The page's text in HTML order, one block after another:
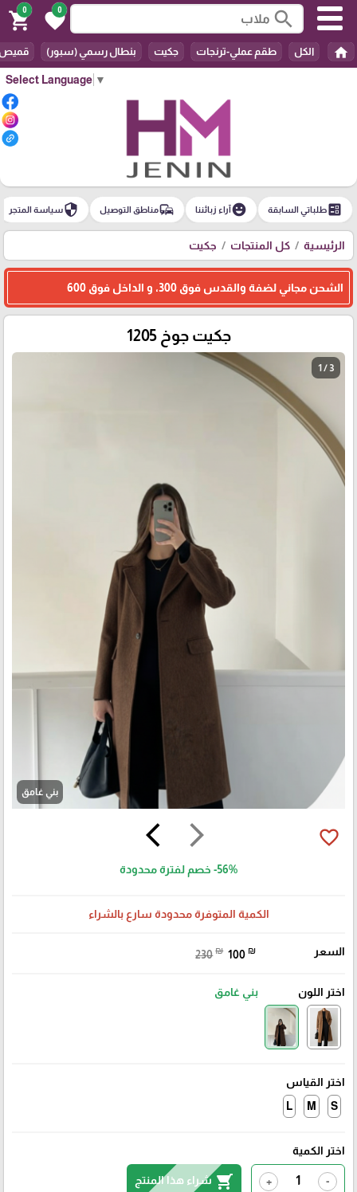
Select Language ▼
search
0
favorite
0
shopping_cart
home الكل طقم عملي-ترنجات جكيت بنطال رسمي (سبور)
ballotطلباتي السابقة emoji_emotionsآراء زبائننا commuteمناطق التوصيل securityسياسة المتجر
الرئيسية كل المنتجات جكيت
الشحن مجاني لضفة والقدس فوق 300، و الداخل فوق 600
جكيت جوخ 1205
1 / 3
بني غامق
arrow_forward_ios
arrow_back_ios favorite_border
-56% خصم لفترة محدودة
الكمية المتوفرة محدودة سارع بالشراء
السعر 230 ₪ 100 ₪
اختر اللون بني غامق
اختر القياس
S
M
L
اختر الكمية
-
+
shopping_cart شراء هذا المنتج